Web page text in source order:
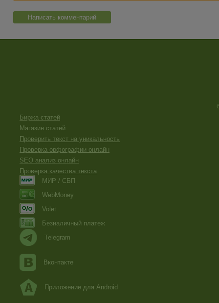
Написать комментарий
Биржа статей
Магазин статей
Проверить текст на уникальность
Проверка орфографии онлайн
SEO анализ онлайн
Проверка качества текста
МИР / СБП
WebMoney
Volet
Безналичный платеж
Telegram
Вконтакте
Приложение для Android